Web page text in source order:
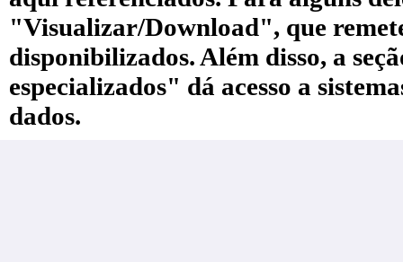
"Visualizar/Download", que
disponibilizados. Além disso, a
especializados" dá acesso a
dados.